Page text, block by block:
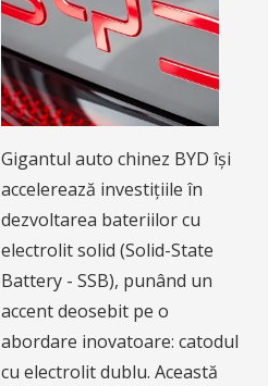
Gigantul auto chinez BYD își
accelerează investițiile în
dezvoltarea bateriilor cu
electrolit solid (Solid-State
Battery - SSB), punând un
accent deosebit pe o
abordare inovatoare: catodul
cu electrolit dublu. Această